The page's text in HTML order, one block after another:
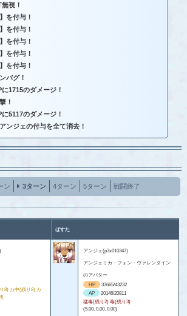
視！
を付与！
を付与！
を付与！
を付与！
を付与！
バグ！
1715のダメージ！
！
5117のダメージ！
ンジェの付与を全て消去！
ン 3ターン 4ターン 5ターン 戦闘終了
ぱすた
8) カ中(残り8) カ
アンジェ(p3x010347)
アンジェリカ・フォン・ヴァレンタイン
のアバター
HP
33665/43232
AP
20146/20811
猛毒(残り2) 毒(残り3)
(5.00, 0.00, 0.00)